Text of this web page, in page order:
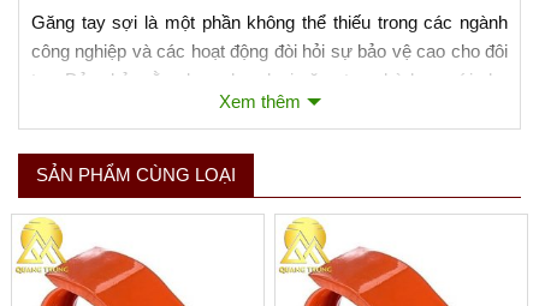
Găng tay sợi là một phần không thể thiếu trong các ngành
công nghiệp và các hoạt động đòi hỏi sự bảo vệ cao cho đôi
tay. Đảm bảo rằng bạn chọn loại găng tay phù hợp với nhu
cầu sử dụng của mình để đảm bảo an toàn và thoải mái khi
Xem thêm
SẢN PHẨM CÙNG LOẠI